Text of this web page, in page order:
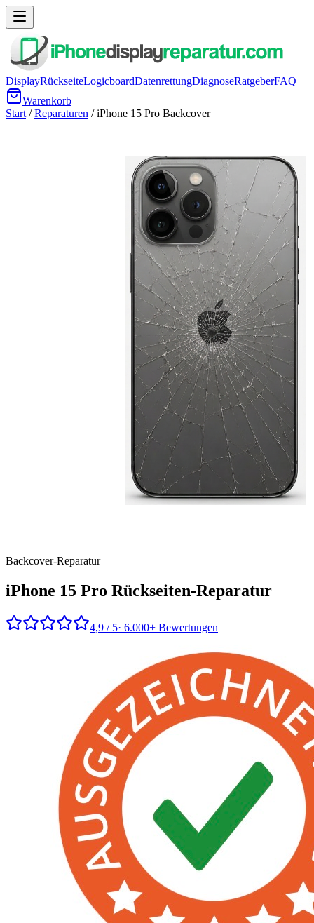
DisplayRückseiteLogicboardDatenrettungDiagnoseRatgeberFAQ
Warenkorb
Start /Reparaturen /iPhone 15 Pro Backcover
Backcover-Reparatur
iPhone 15 Pro Rückseiten-Reparatur
4,9 / 5· 6.000+ Bewertungen